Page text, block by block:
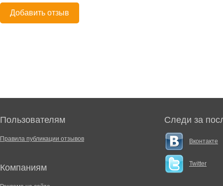
Добавить отзыв
Пользователям
Правила публикации отзывов
Компаниям
Следи за
Вконтакте
Twitter